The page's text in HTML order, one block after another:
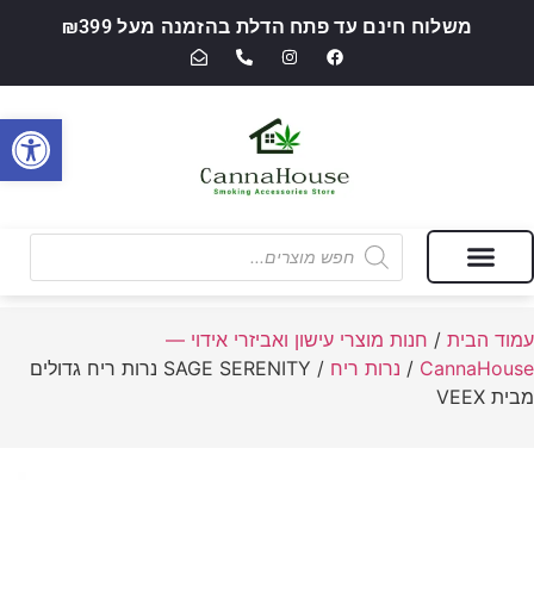
משלוח חינם עד פתח הדלת בהזמנה מעל ₪399
עמוד הבית / חנות מוצרי עישון ואביזרי אידוי —
CannaHouse
/ נרות ריח
/ SAGE SERENITY נרות ריח גדולים
מבית VEEX
פתח